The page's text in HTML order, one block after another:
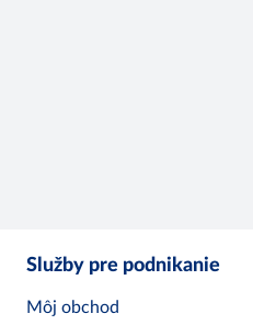
Služby pre podnikanie
Môj obchod